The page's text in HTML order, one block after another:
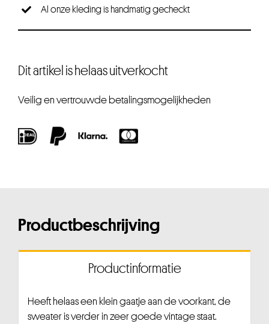
Al onze kleding is handmatig gecheckt
Dit artikel is helaas uitverkocht
Veilig en vertrouwde betalingsmogelijkheden
Productbeschrijving
Productinformatie
Heeft helaas een klein gaatje aan de voorkant, de
sweater is verder in zeer goede vintage staat.